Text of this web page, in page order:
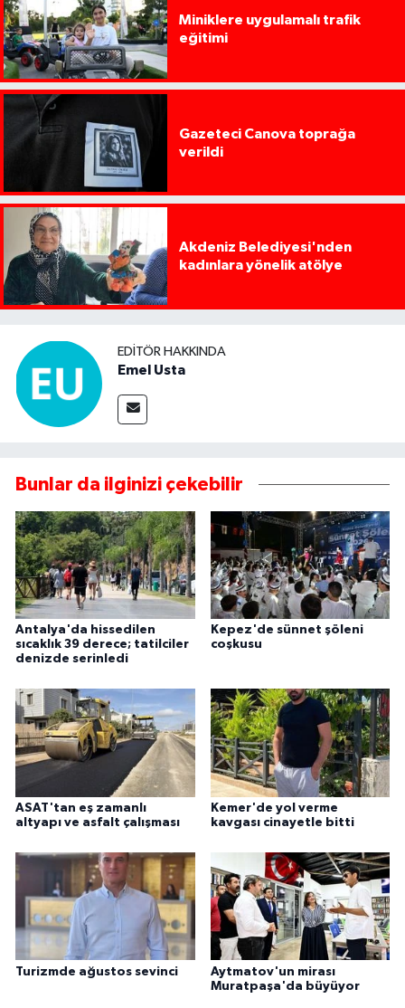
Miniklere uygulamalı trafik
eğitimi
Gazeteci Canova toprağa
verildi
Akdeniz Belediyesi'nden
kadınlara yönelik atölye
EDITÖR HAKKINDA
Emel Usta
Bunlar da ilginizi çekebilir
Antalya'da hissedilen
sıcaklık 39 derece; tatilciler
denizde serinledi
Kepez'de sünnet şöleni
coşkusu
ASAT'tan eş zamanlı
altyapı ve asfalt çalışması
Kemer'de yol verme
kavgası cinayetle bitti
Turizmde ağustos sevinci
Aytmatov'un mirası
Muratpaşa'da büyüyor